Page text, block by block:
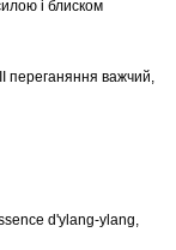
і блиском
переганяння важчий,
d'ylang-ylang,